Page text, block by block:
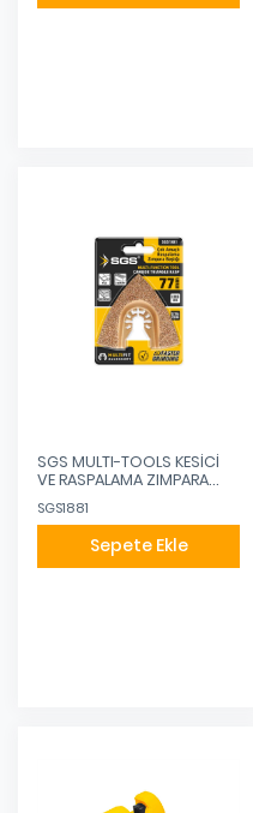
SGS MULTI-TOOLS KESİCİ
VE RASPALAMA ZIMPARA
SGS1881
Sepete Ekle